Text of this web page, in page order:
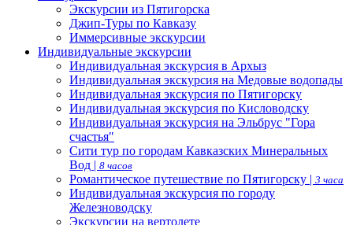
Экскурсии из Пятигорска
Джип-Туры по Кавказу
Иммерсивные экскурсии
Индивидуальные экскурсии
Индивидуальная экскурсия в Архыз
Индивидуальная экскурсия на Медовые водопады
Индивидуальная экскурсия по Пятигорску
Индивидуальная экскурсия по Кисловодску
Индивидуальная экскурсия на Эльбрус "Гора
счастья"
Сити тур по городам Кавказских Минеральных
Вод | 8 часов
Романтическое путешествие по Пятигорску | 3 часа
Индивидуальная экскурсия по городу
Железноводску
Экскурсии на вертолете